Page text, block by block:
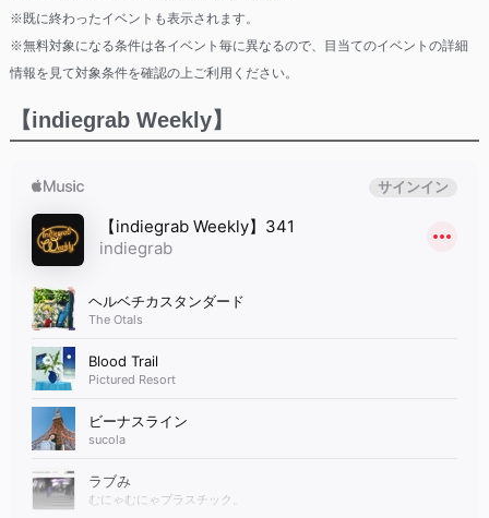
※既に終わったイベントも表示されます。
※無料対象になる条件は各イベント毎に異なるので、目当てのイベントの詳細
情報を見て対象条件を確認の上ご利用ください。
【indiegrab Weekly】